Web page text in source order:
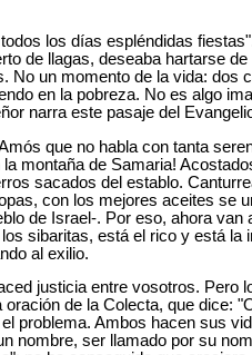
los días espléndidas
de llagas, deseaba hartarse
un momento de la vida: dos
en la pobreza. No es algo
narra este pasaje del
que no habla con tanta
montaña de Samaria!
sacados del establo.
con los mejores aceites se
de Israel-. Por eso, ahora van
sibaritas, está el rico y está la
al exilio.
justicia entre vosotros. Pero
de la Colecta, que dice:
problema. Ambos hacen sus
nombre, ser llamado por su